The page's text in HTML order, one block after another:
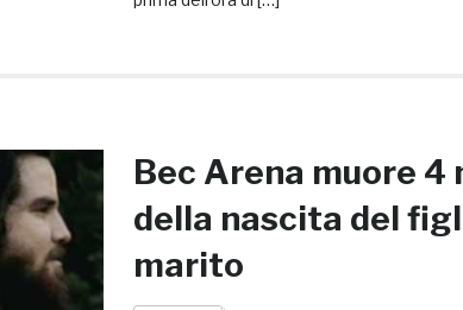
Bec Arena muore 4
della nascita del
marito